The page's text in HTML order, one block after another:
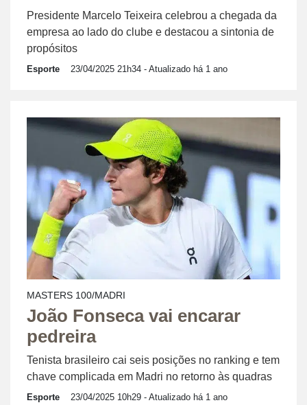
Presidente Marcelo Teixeira celebrou a chegada da
empresa ao lado do clube e destacou a sintonia de
propósitos
Esporte 23/04/2025 21h34 - Atualizado há 1 ano
MASTERS 100/MADRI
João Fonseca vai encarar
pedreira
Tenista brasileiro cai seis posições no ranking e tem
chave complicada em Madri no retorno às quadras
Esporte 23/04/2025 10h29 - Atualizado há 1 ano